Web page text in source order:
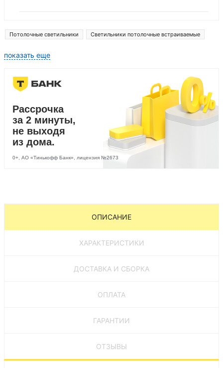
Потолочные светильники Светильники потолочные встраиваемые
показать еще
Рассрочка
за 2 минуты,
не выходя
из дома.
0+, АО «Тинькофф Банк», лицензия №2673
ОПИСАНИЕ
ХАРАКТЕРИСТИКИ
ДОСТАВКА И СБОРКА
ОПЛАТА
ГАРАНТИИ
ОТЗЫВЫ